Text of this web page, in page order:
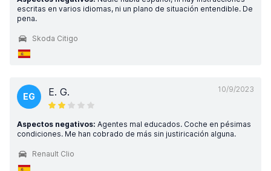
escritas en varios idiomas, ni un plano de situación entendible. De
pena.
Skoda Citigo
10/9/2023
EG E. G.
Aspectos negativos: Agentes mal educados. Coche en pésimas
condiciones. Me han cobrado de más sin justiricación alguna.
Renault Clio